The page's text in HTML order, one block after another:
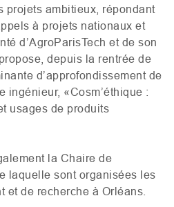
projets ambitieux, répondant
à projets nationaux et
d’AgroParisTech et de son
depuis la rentrée de
d’approfondissement de
ingénieur, «Cosm’éthique :
usages de produits
la Chaire de
laquelle sont organisées les
et de recherche à Orléans.